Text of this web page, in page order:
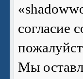
согласие
Мы